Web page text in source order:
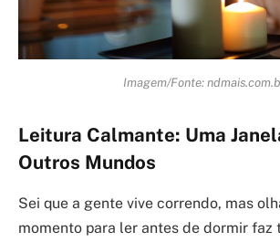
Imagem/Fonte:
Leitura Calmante: Uma
Outros Mundos
Sei que a gente vive correndo, mas
momento para ler antes de dormir faz